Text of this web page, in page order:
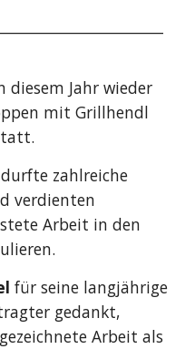
diesem Jahr wieder
mit Grillhendl
durfte zahlreiche
verdienten
Arbeit in den
für seine langjährige
Arbeit als